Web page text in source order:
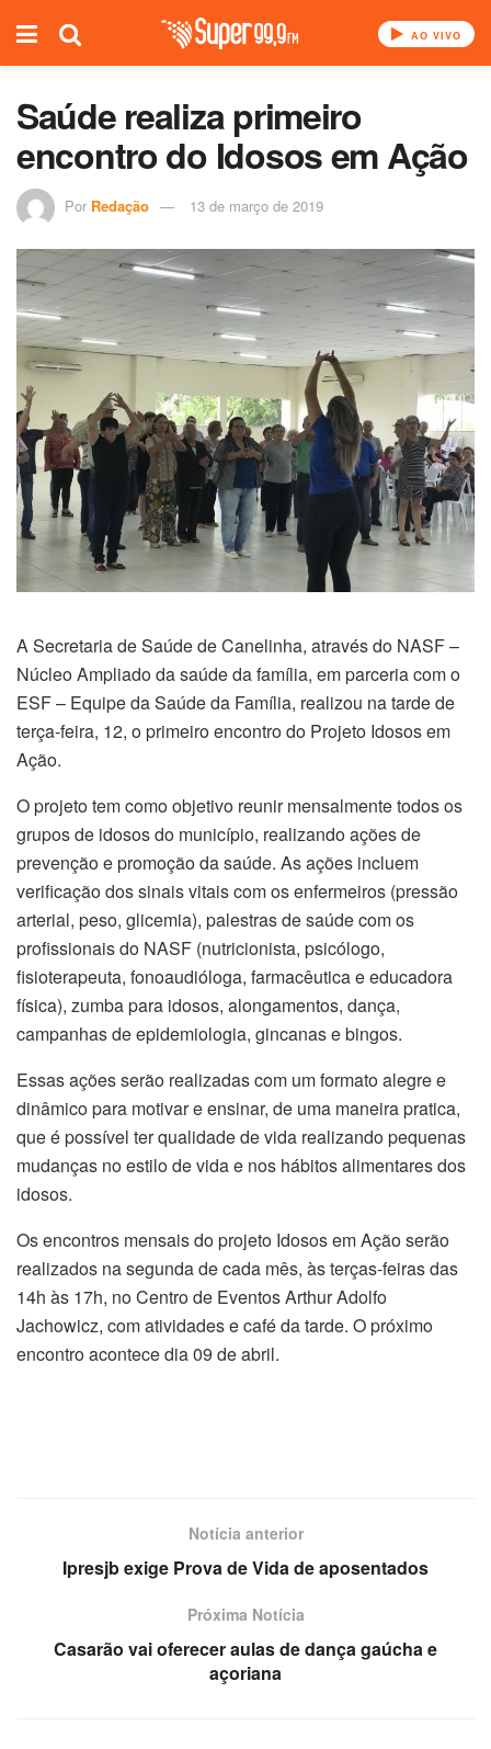
AO VIVO
Saúde realiza primeiro
encontro do Idosos em Ação
Por Redação 13 de março de 2019
A Secretaria de Saúde de Canelinha, através do NASF –
Núcleo Ampliado da saúde da família, em parceria com o
ESF – Equipe da Saúde da Família, realizou na tarde de
terça-feira, 12, o primeiro encontro do Projeto Idosos em
Ação.
O projeto tem como objetivo reunir mensalmente todos os
grupos de idosos do município, realizando ações de
prevenção e promoção da saúde. As ações incluem
verificação dos sinais vitais com os enfermeiros (pressão
arterial, peso, glicemia), palestras de saúde com os
profissionais do NASF (nutricionista, psicólogo,
fisioterapeuta, fonoaudióloga, farmacêutica e educadora
física), zumba para idosos, alongamentos, dança,
campanhas de epidemiologia, gincanas e bingos.
Essas ações serão realizadas com um formato alegre e
dinâmico para motivar e ensinar, de uma maneira pratica,
que é possível ter qualidade de vida realizando pequenas
mudanças no estilo de vida e nos hábitos alimentares dos
idosos.
Os encontros mensais do projeto Idosos em Ação serão
realizados na segunda de cada mês, às terças-feiras das
14h às 17h, no Centro de Eventos Arthur Adolfo
Jachowicz, com atividades e café da tarde. O próximo
encontro acontece dia 09 de abril.
Notícia anterior
Ipresjb exige Prova de Vida de aposentados
Próxima Notícia
Casarão vai oferecer aulas de dança gaúcha e
açoriana